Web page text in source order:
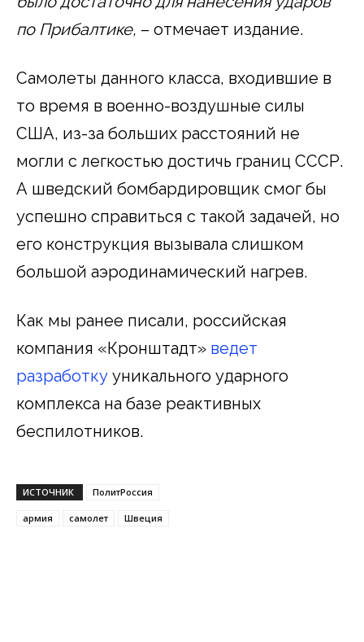
по Прибалтике, – отмечает издание.
Самолеты данного класса, входившие в
то время в военно-воздушные силы
США, из-за больших расстояний не
могли с легкостью достичь границ СССР.
А шведский бомбардировщик смог бы
успешно справиться с такой задачей, но
его конструкция вызывала слишком
большой аэродинамический нагрев.
Как мы ранее писали, российская
компания «Кронштадт» ведет
разработку уникального ударного
комплекса на базе реактивных
беспилотников.
ИСТОЧНИК ПолитРоссия
армия самолет Швеция